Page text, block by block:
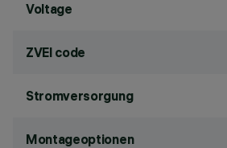
Voltage
ZVEI code
Stromversorgung
Montageoptionen